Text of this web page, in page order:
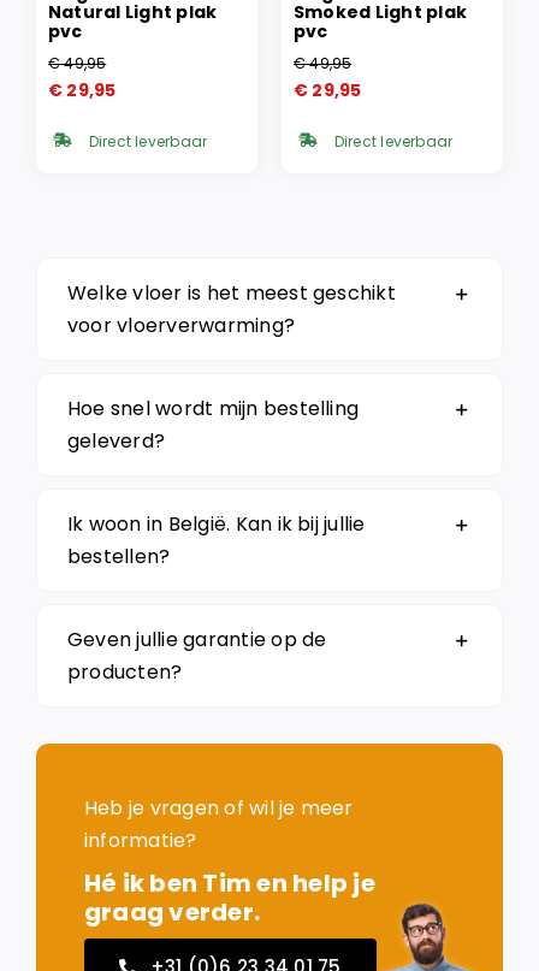
Natural Light plak
pvc
€49,95
Oorspronkelijke
was:
€ 29,95
Huidige
is: Direct leverbaar
Smoked Light plak
pvc
€49,95
Oorspronkelijke
was:
€ 29,95
Huidige
is: Direct leverbaar
Welke vloer is het meest geschikt
voor vloerverwarming?
Hoe snel wordt mijn bestelling
geleverd?
Ik woon in België. Kan ik bij jullie
bestellen?
Geven jullie garantie op de
producten?
Heb je vragen of wil je meer
informatie?
Hé ik ben Tim en help je
graag verder.